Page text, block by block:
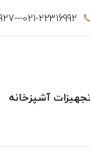
021-22316992---021-22316927
آشپزخانه